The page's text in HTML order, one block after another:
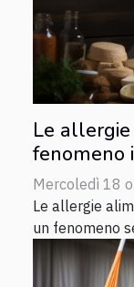
Le
fenomeno
Mercoledì 18
Le allergie
un fenomeno